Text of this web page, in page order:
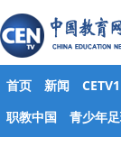
首页 新闻 CETV1
职教中国
青少年